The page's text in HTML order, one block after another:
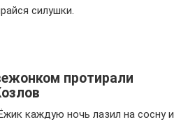
силушки.
протирали
каждую ночь лазил на сосну и